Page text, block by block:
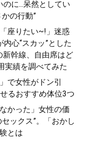
に...呆然としてい
の行動”
座りたい~!」迷惑
心“スカッ”とした
幹線、自由席はど
実績を調べてみた
で女性がドン引
るおすすめ体位3つ
かった」女性の価
ックス”。「おかし
とは